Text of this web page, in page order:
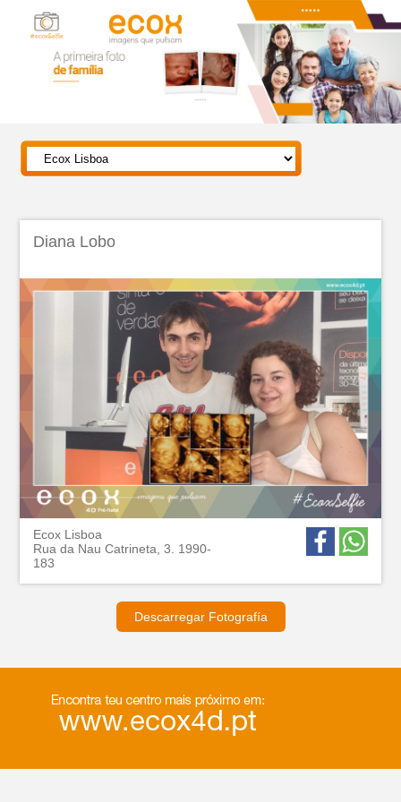
Diana Lobo
Ecox Lisboa
Rua da Nau Catrineta, 3. 1990-
183
Descarregar Fotografía